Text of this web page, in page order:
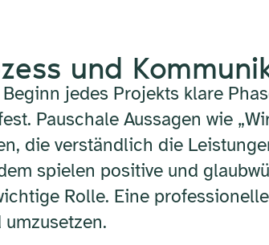
und
jedes Projekts klare
Pauschale Aussagen wie
die verständlich die
spielen positive und
Rolle. Eine